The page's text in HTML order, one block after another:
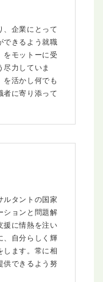
、企業にとって
できるよう就職
をモットーに受
力していま
活かし何でも
者に寄り添って
ルタントの国家
ションと問題解
援に情熱を注い
、自分らしく輝
します。常に相
供できるよう努